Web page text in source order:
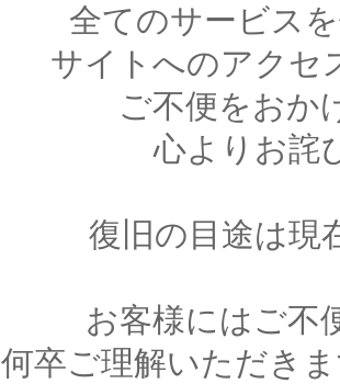
全てのサービス
サイトへのアクセ
ご不便をおか
心よりお詫
復旧の目途は現
お客様にはご不
何卒ご理解いただき